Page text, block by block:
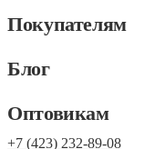
Покупателям
Блог
Оптовикам
+7 (423) 232-89-08